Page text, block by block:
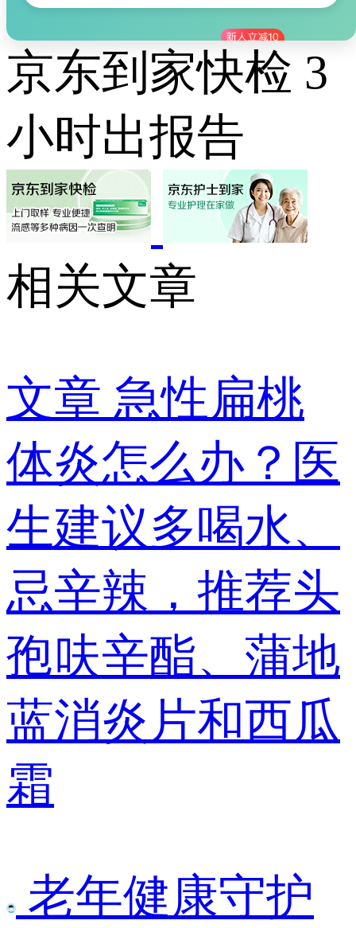
京东到家快检 3
小时出报告
相关文章
文章 急性扁桃
体炎怎么办？医
生建议多喝水、
忌辛辣，推荐头
孢呋辛酯、蒲地
蓝消炎片和西瓜
霜
老年健康守护